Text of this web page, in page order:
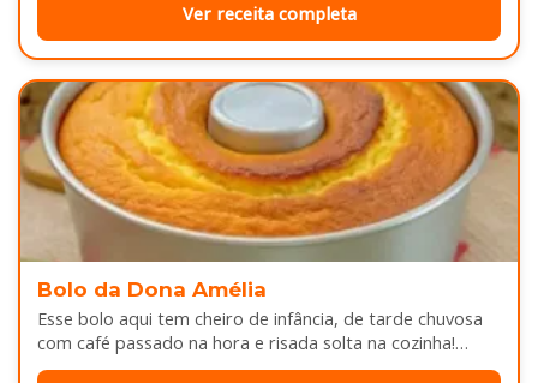
Ver receita completa
Bolo da Dona Amélia
Esse bolo aqui tem cheiro de infância, de tarde chuvosa
com café passado na hora e risada solta na cozinha!…